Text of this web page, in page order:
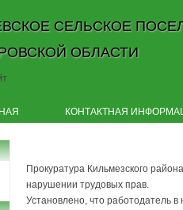
СЕЛЬСКОЕ
ОБЛАСТИ
КОНТАКТНАЯ
Прокуратура Кильмезского
нарушении трудовых прав.
Установлено, что работодатель